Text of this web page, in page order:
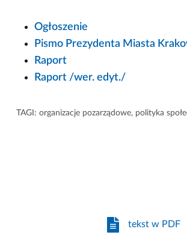
Ogłoszenie
Pismo Prezydenta Miasta
Raport
Raport /wer. edyt./
TAGI: organizacje pozarządowe, polityka
tekst w PDF